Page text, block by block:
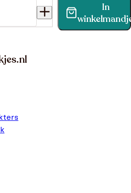
In
op je vraag op onze